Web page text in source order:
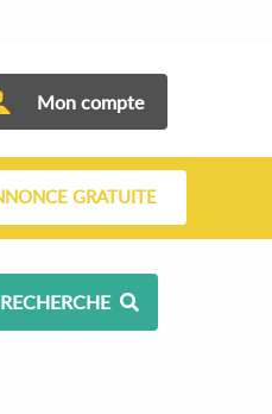
Mon compte
GRATUITE